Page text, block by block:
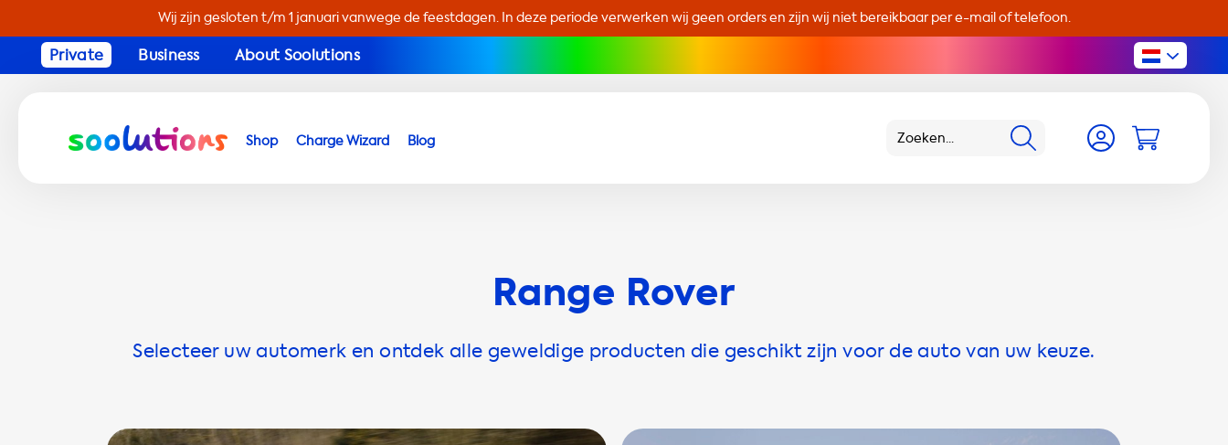
Wij zijn gesloten t/m 1 januari vanwege de feestdagen. In deze periode verwerken wij geen orders en zijn wij niet bereikbaar per e-mail of telefoon.
Private Business About Soolutions
Shop Charge Wizard Blog
Range Rover
Selecteer uw automerk en ontdek alle geweldige producten die geschikt zijn voor de auto van uw keuze.